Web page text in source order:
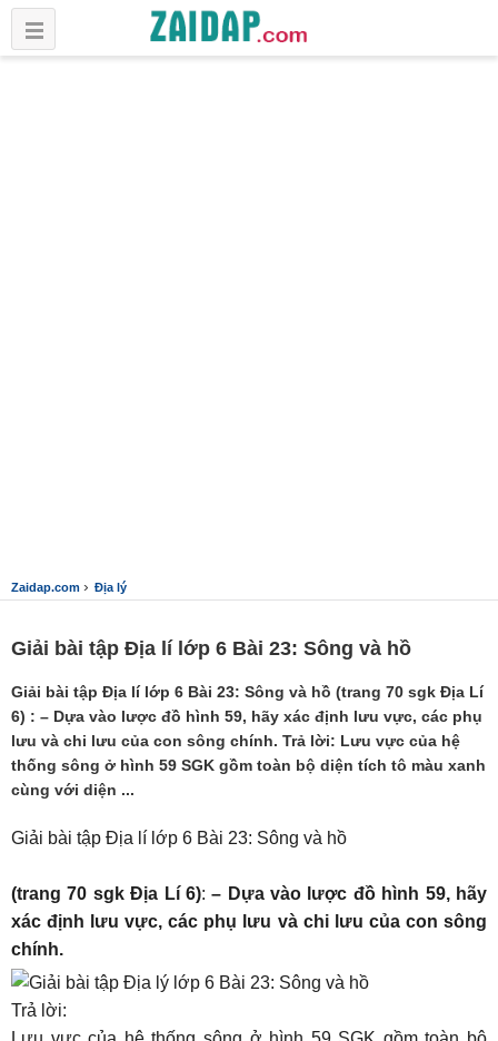
Zaidap.com › Địa lý
Giải bài tập Địa lí lớp 6 Bài 23: Sông và hồ
Giải bài tập Địa lí lớp 6 Bài 23: Sông và hồ (trang 70 sgk Địa Lí
6) : – Dựa vào lược đồ hình 59, hãy xác định lưu vực, các phụ
lưu và chi lưu của con sông chính. Trả lời: Lưu vực của hệ
thống sông ở hình 59 SGK gồm toàn bộ diện tích tô màu xanh
cùng với diện ...
Giải bài tập Địa lí lớp 6 Bài 23: Sông và hồ
(trang 70 sgk Địa Lí 6):– Dựa vào lược đồ hình 59, hãy
xác định lưu vực, các phụ lưu và chi lưu của con sông
chính.
Trả lời: